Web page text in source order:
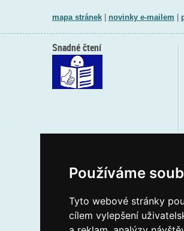
Používáme
Tyto webové stránky
cílem vylepšení
mapa stránek| novinky e-mailem
Snadné čtení